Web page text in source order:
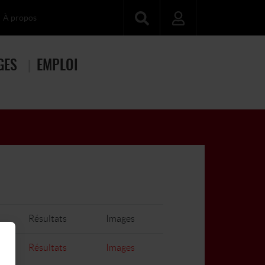
À propos
EMPLOI
Résultats Images
Résultats Images